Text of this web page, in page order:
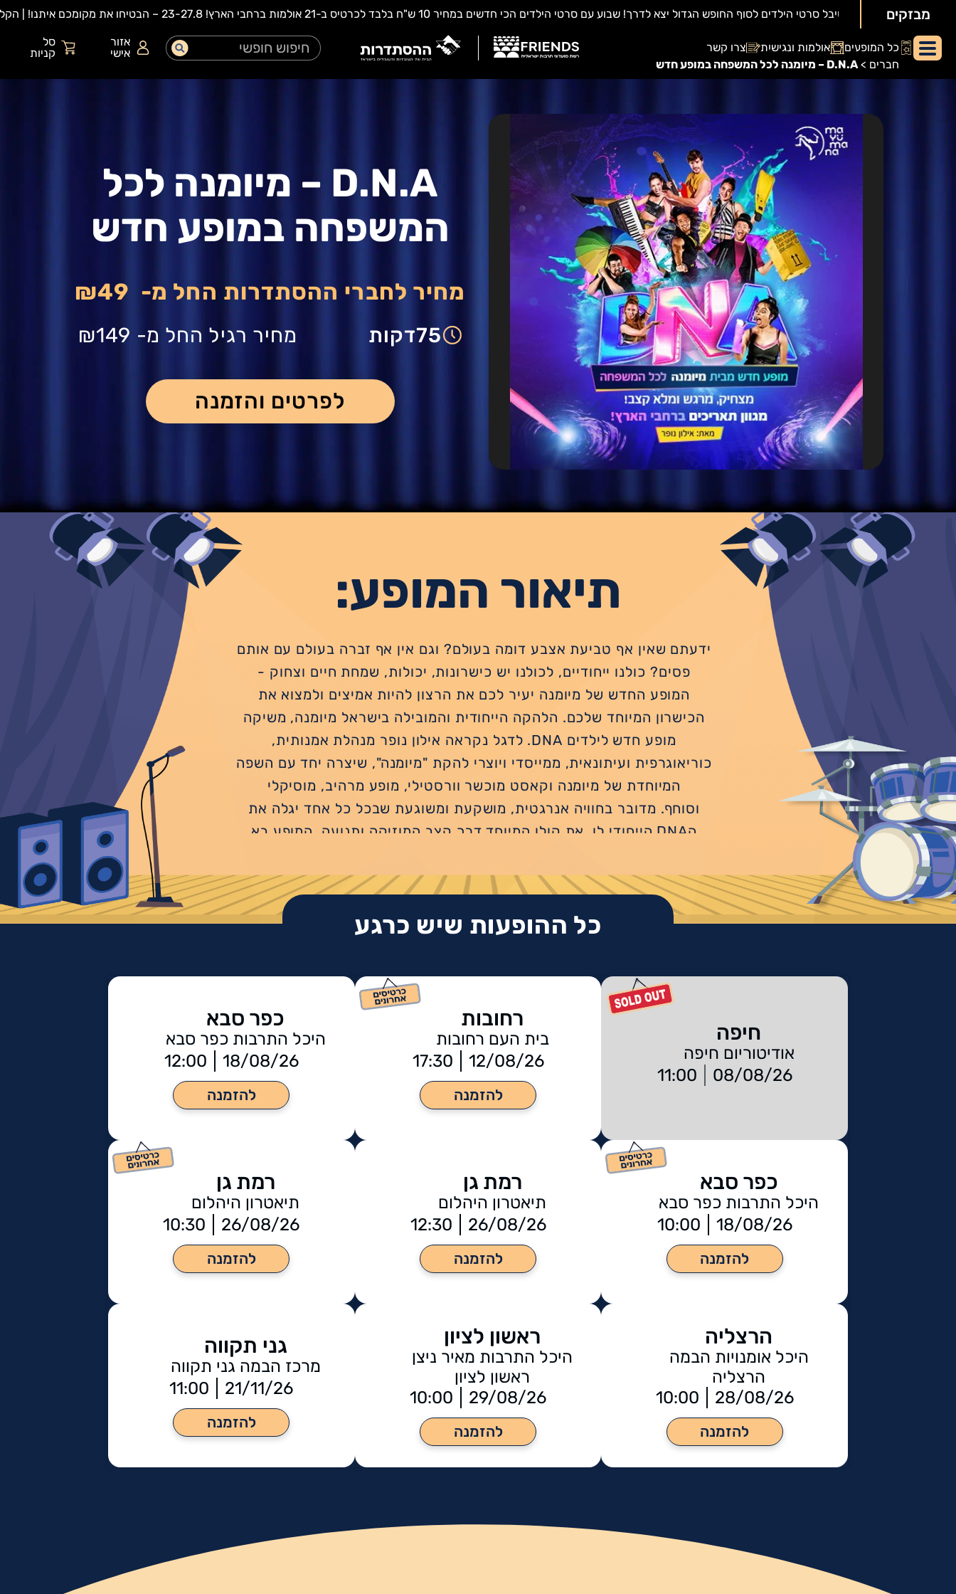
מבזקים
כל המופעים אולמות ונגישות צרו קשר
אזור
אישי
סל
קניות
חברים >D.N.A – מיומנה לכל המשפחה במופע חדש
תיאור
המופע:
D.N.A – מיומנה לכל
המשפחה במופע חדש
מחיר לחברי ההסתדרות החל מ- ₪49
מחיר רגיל החל מ- ₪149 75דקות
לפרטים והזמנה
תיאור המופע:
ידעתם שאין אף טביעת אצבע דומה בעולם? וגם אין אף זברה בעולם עם אותם
פסים? כולנו ייחודיים, לכולנו יש כישרונות, יכולות, שמחת חיים וצחוק -
המופע החדש של מיומנה יעיר לכם את הרצון להיות אמיצים ולמצוא את
הכישרון המיוחד שלכם. הלהקה הייחודית והמובילה בישראל מיומנה, משיקה
מופע חדש לילדים DNA. לדגל נקראה אילון נופר מנהלת אמנותית,
כוריאוגרפית ועיתונאית, ממייסדי ויוצרי להקת "מיומנה", שיצרה יחד עם השפה
המיוחדת של מיומנה וקאסט מוכשר וורסטילי, מופע מרהיב, מוסיקלי
וסוחף. מדובר בחוויה אנרגטית, מושקעת ומשוגעת שבכל כל אחד יגלה את
הDNA הייחודי לו, את קולו המיוחד דרך קצב המוזיקה ותנועה. המופע בא
חיים וצחוק.
75 דקות ללא הפסקה | מומלץ מגיל 5 | רכישת כרטיסים
הכרחית בכל גיל| שחקנים יוצרים: אור טרגן, ארז צמח, גיא רון, דניאל
אזולאי, טל לוי, יובל מידן, עמית מגנזי, עמית שקל, רוני ארגמן, רותם הירש,
כל ההופעות שיש כרגע
חיפה
אודיטוריום חיפה
08/08/26
11:00
רחובות
בית העם רחובות
12/08/26
17:30
להזמנה
כפר סבא
היכל התרבות כפר סבא
18/08/26
12:00
להזמנה
כפר סבא
היכל התרבות כפר סבא
18/08/26
10:00
להזמנה
רמת גן
תיאטרון היהלום
26/08/26
12:30
להזמנה
רמת גן
תיאטרון היהלום
26/08/26
10:30
להזמנה
הרצליה
היכל אומנויות הבמה
הרצליה
28/08/26
10:00
להזמנה
ראשון לציון
היכל התרבות מאיר ניצן
ראשון לציון
29/08/26
10:00
להזמנה
גני תקווה
מרכז הבמה גני תקווה
21/11/26
11:00
להזמנה